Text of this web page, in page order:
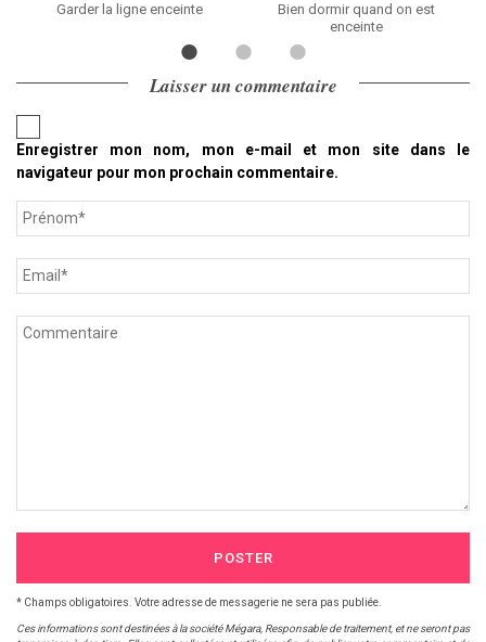
Garder la ligne enceinte
Bien dormir quand on est
enceinte
Laisser un commentaire
Enregistrer mon nom, mon e-mail et mon site dans le
navigateur pour mon prochain commentaire.
POSTER
* Champs obligatoires. Votre adresse de messagerie ne sera pas publiée.
Ces informations sont destinées à la société Mégara, Responsable de traitement, et ne seront pas